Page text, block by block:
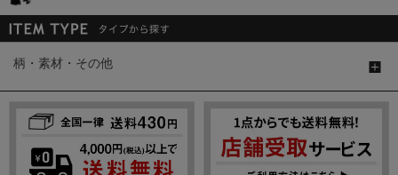
柄・素材・その他